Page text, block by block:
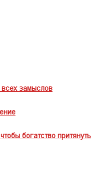
замыслов
богатство притянуть